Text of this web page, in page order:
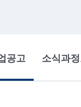
공고 소식과